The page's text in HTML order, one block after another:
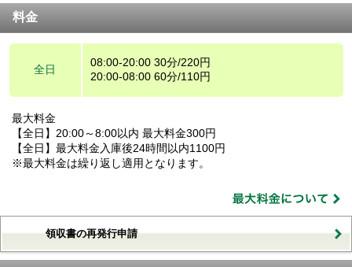
料金
全日
08:00-20:00 30分/220円
20:00-08:00 60分/110円
最大料金
【全日】20:00～8:00以内 最大料金300円
【全日】最大料金入庫後24時間以内1100円
※最大料金は繰り返し適用となります。
領収書の再発行申請